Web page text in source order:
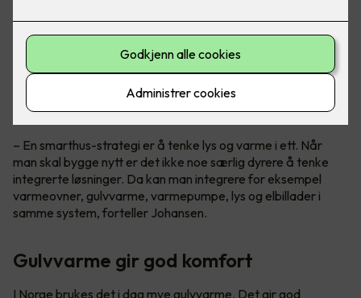
Smarthus med alt integrert
Teknisk sjef i Micro Matic, Petter Johansen, anbefaler alle å
når man bygger nytt og kan planlegge alt fra
begynnelsen for en god driftsøkonomi.
– En smarthus-strategi er å tenke lys og varme i ett. Når
man skal bygge nytt er det ikke noe særlig dyrere å tenke
integrerte løsninger. Da kan man integrere for eksempel
varmeovner, gulvvarme, varmepumpe, lys og elbillader i
samme system, forteller Johansen.
Gulvvarme gir god komfort
I Norge brukes det i dag mye gulvvarme. Det gir god